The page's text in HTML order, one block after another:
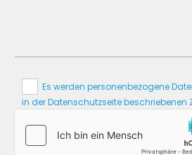
Es werden personenbezogene
in der Datenschutzseite beschriebenen